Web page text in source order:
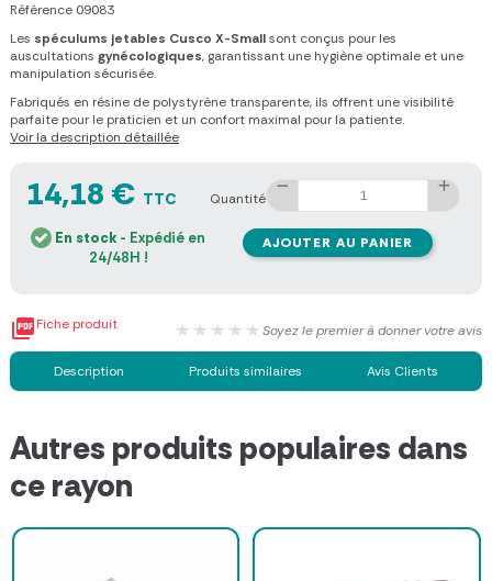
Référence 09083
Les spéculums jetables Cusco X-Smallsont conçus pour les
auscultations gynécologiques, garantissant une hygiène optimale et une
manipulation sécurisée.
Fabriqués en résine de polystyrène transparente, ils offrent une visibilité
parfaite pour le praticien et un confort maximal pour la patiente.
Voir la description détaillée
14,18 € TTC
En stock- Expédié en
24/48H !
Quantité
AJOUTER AU PANIER
Fiche produit ★★★★★ Soyez le premier à donner votre avis
Description Produits similaires Avis Clients
Autres produits populaires dans
ce rayon